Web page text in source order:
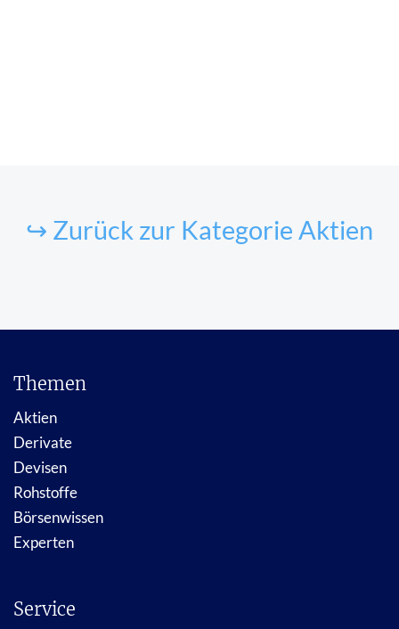
↪ Zurück zur Kategorie Aktien
Themen
Aktien
Derivate
Devisen
Rohstoffe
Börsenwissen
Experten
Service